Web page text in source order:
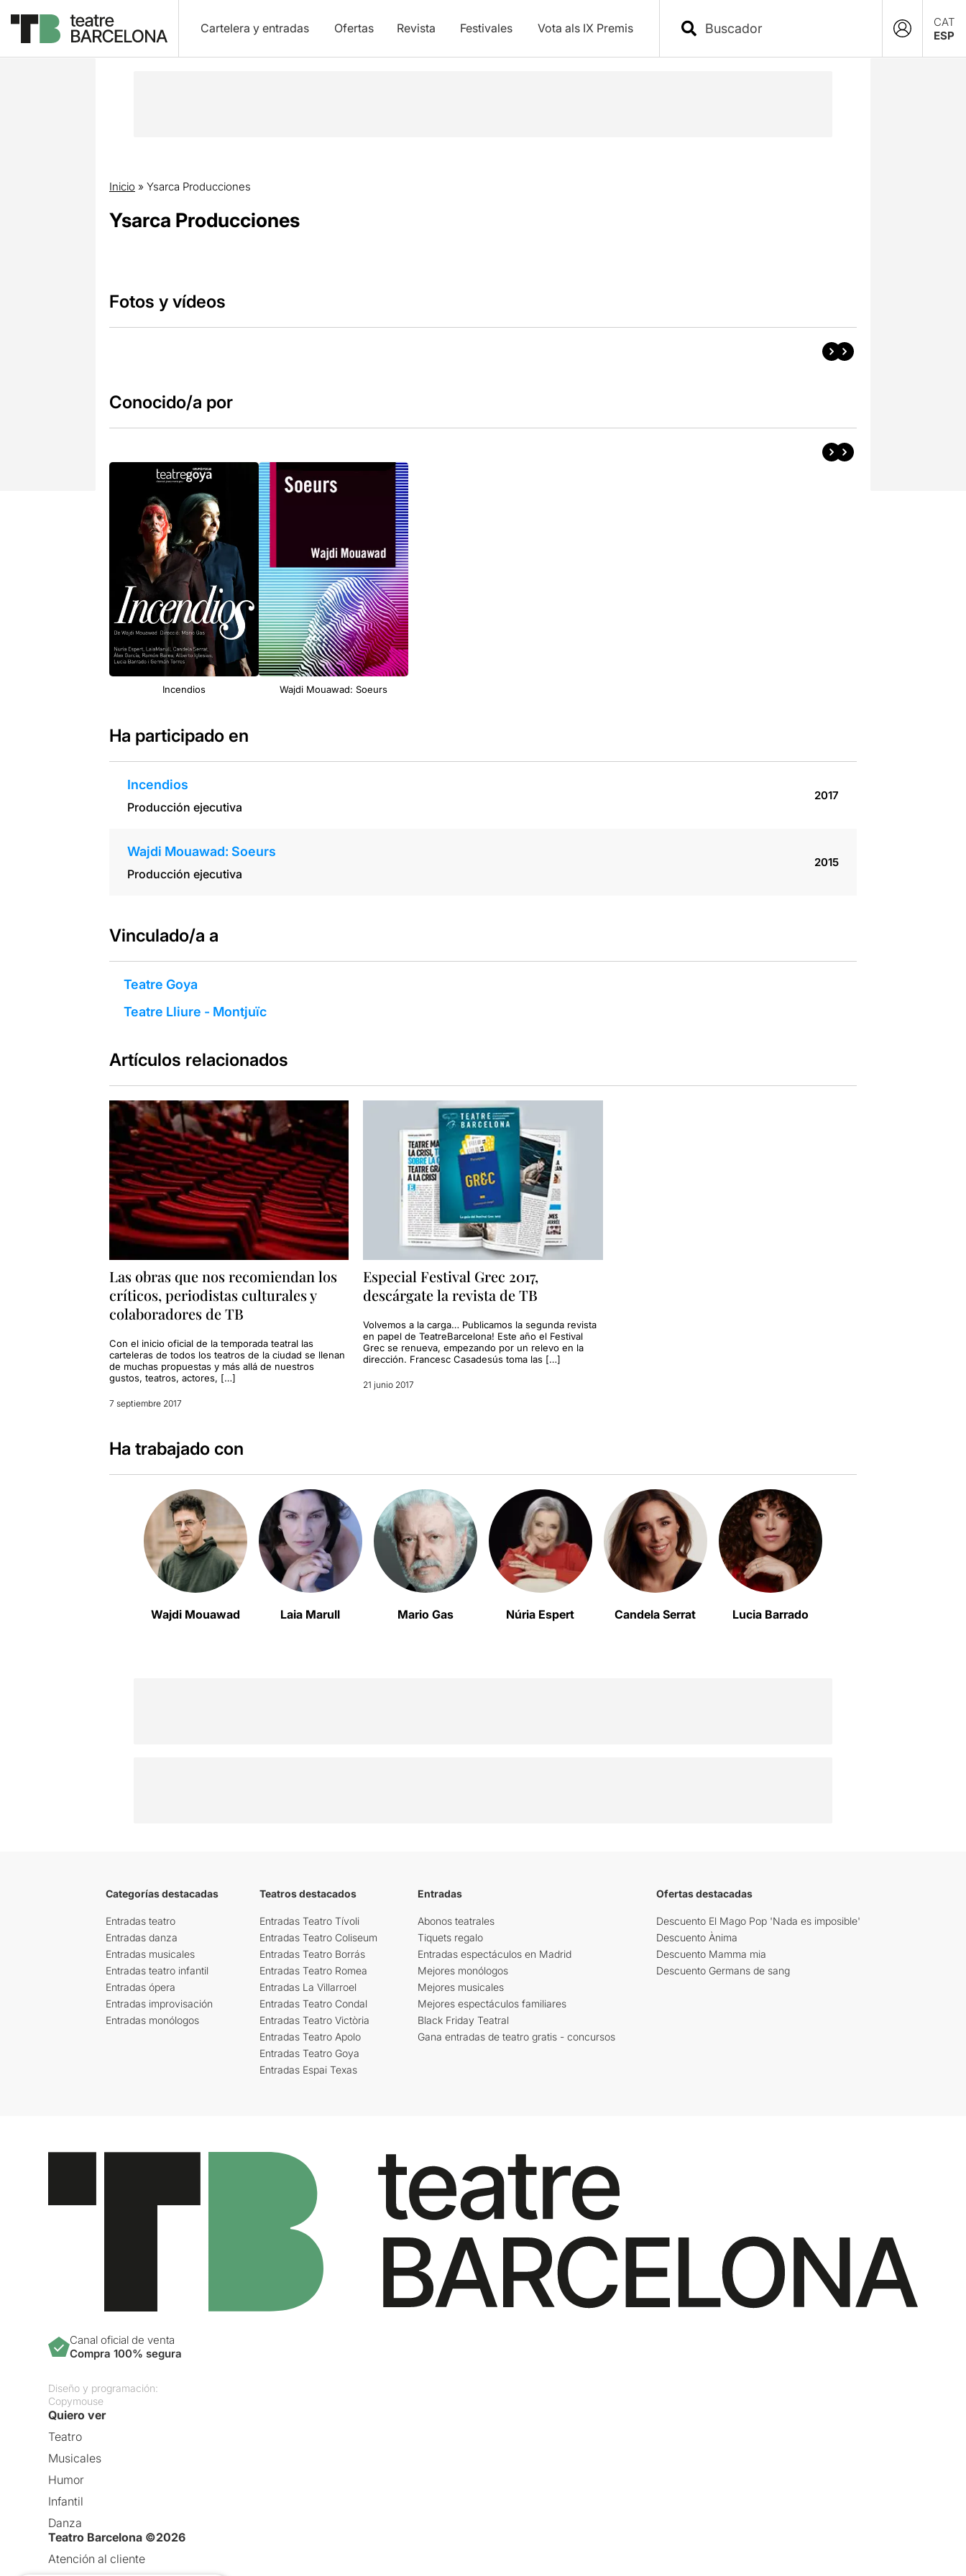
Cartelera y entradas Ofertas Revista Festivales Vota als IX Premis
CAT
ESP
Inicio » Ysarca Producciones
Ysarca Producciones
Fotos y vídeos
Conocido/a por
Incendios Wajdi Mouawad: Soeurs
Ha participado en
Incendios
Producción ejecutiva
2017
Wajdi Mouawad: Soeurs
Producción ejecutiva
2015
Vinculado/a a
Teatre Goya
Teatre Lliure - Montjuïc
Artículos relacionados
Las obras que nos recomiendan los
críticos, periodistas culturales y
colaboradores de TB
Con el inicio oficial de la temporada teatral las
carteleras de todos los teatros de la ciudad se llenan
de muchas propuestas y más allá de nuestros
gustos, teatros, actores, […]
7 septiembre 2017
Especial Festival Grec 2017,
descárgate la revista de TB
Volvemos a la carga… Publicamos la segunda revista
en papel de TeatreBarcelona! Este año el Festival
Grec se renueva, empezando por un relevo en la
dirección. Francesc Casadesús toma las […]
21 junio 2017
Ha trabajado con
Wajdi Mouawad Laia Marull Mario Gas Núria Espert Candela Serrat Lucia Barrado
Categorías destacadas
Entradas teatro
Entradas danza
Entradas musicales
Entradas teatro infantil
Entradas ópera
Entradas improvisación
Entradas monólogos
Teatros destacados
Entradas Teatro Tívoli
Entradas Teatro Coliseum
Entradas Teatro Borrás
Entradas Teatro Romea
Entradas La Villarroel
Entradas Teatro Condal
Entradas Teatro Victòria
Entradas Teatro Apolo
Entradas Teatro Goya
Entradas Espai Texas
Entradas
Abonos teatrales
Tiquets regalo
Entradas espectáculos en Madrid
Mejores monólogos
Mejores musicales
Mejores espectáculos familiares
Black Friday Teatral
Gana entradas de teatro gratis - concursos
Ofertas destacadas
Descuento El Mago Pop 'Nada es imposible'
Descuento Ànima
Descuento Mamma mia
Descuento Germans de sang
Canal oficial de venta
Compra 100% segura
Diseño y programación:
Copymouse
Quiero ver
Teatro
Musicales
Humor
Infantil
Danza
Teatro Barcelona ©2026
Atención al cliente